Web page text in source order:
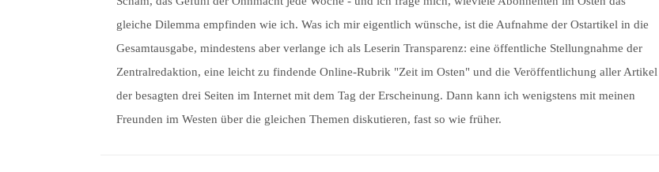
gleiche Dilemma empfinden wie ich. Was ich mir eigentlich wünsche, ist die Aufnahme der Ostartikel in die
Gesamtausgabe, mindestens aber verlange ich als Leserin Transparenz: eine öffentliche Stellungnahme der
Zentralredaktion, eine leicht zu findende Online-Rubrik "Zeit im Osten" und die Veröffentlichung aller Artikel
der besagten drei Seiten im Internet mit dem Tag der Erscheinung. Dann kann ich wenigstens mit meinen
Freunden im Westen über die gleichen Themen diskutieren, fast so wie früher.